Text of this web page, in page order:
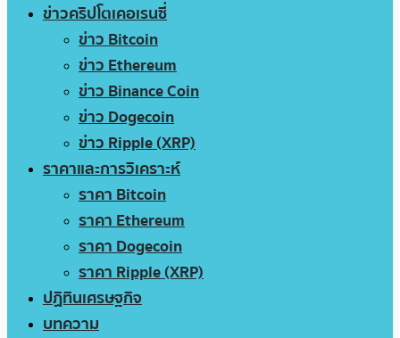
ข่าวคริปโตเคอเรนซี่
ข่าว Bitcoin
ข่าว Ethereum
ข่าว Binance Coin
ข่าว Dogecoin
ข่าว Ripple (XRP)
ราคาและการวิเคราะห์
ราคา Bitcoin
ราคา Ethereum
ราคา Dogecoin
ราคา Ripple (XRP)
ปฏิทินเศรษฐกิจ
บทความ